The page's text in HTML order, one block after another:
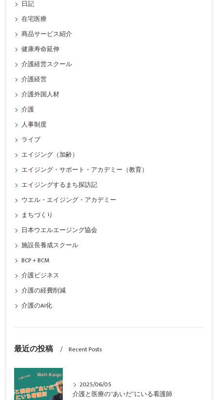
日記
在宅医療
商品サービス紹介
健康寿命延伸
介護経営スクール
介護経営
介護外国人材
介護
人事制度
ライブ
エイジング（加齢）
エイジング・サポート・アカデミー（教育）
エイジングするまち探訪記
ウエル・エイジング・アカデミー
まちづくり
日本ウエルエージング協会
施設長養成スクール
BCP＋BCM
介護ビジネス
介護の経費削減
介護のAI化
最近の投稿 Recent Posts
2025/06/05
介護と医療の“あいだ”にいる看護師